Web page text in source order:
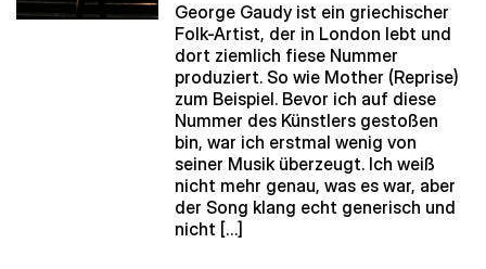
George Gaudy ist ein griechischer
Folk-Artist, der in London lebt und
dort ziemlich fiese Nummer
produziert. So wie Mother (Reprise)
zum Beispiel. Bevor ich auf diese
Nummer des Künstlers gestoßen
bin, war ich erstmal wenig von
seiner Musik überzeugt. Ich weiß
nicht mehr genau, was es war, aber
der Song klang echt generisch und
nicht […]